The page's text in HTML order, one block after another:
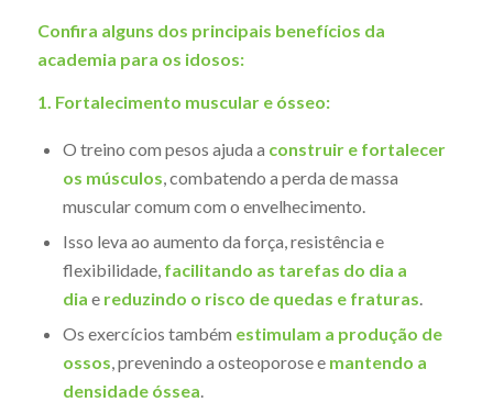
Confira alguns dos principais benefícios da
academia para os idosos:
1. Fortalecimento muscular e ósseo:
O treino com pesos ajuda a construir e fortalecer
os músculos, combatendo a perda de massa
muscular comum com o envelhecimento.
Isso leva ao aumento da força, resistência e
flexibilidade, facilitando as tarefas do dia a
dia e reduzindo o risco de quedas e fraturas.
Os exercícios também estimulam a produção de
ossos, prevenindo a osteoporose e mantendo a
densidade óssea.